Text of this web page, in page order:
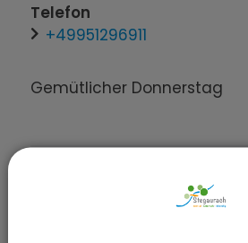
Gemütlicher Donnerstag
Telefon
+49951296911